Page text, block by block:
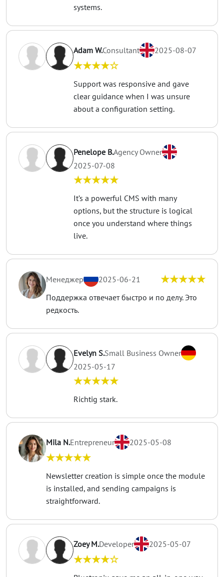
systems.
Adam W.Consultant 2025-08-07
★★★★☆
Support was responsive and gave
clear guidance when I was unsure
about a configuration setting.
Penelope B.Agency Owner
2025-07-08
★★★★★
It’s a powerful CMS with many
options, but the structure is logical
once you understand where things
live.
Менеджер 2025-06-21 ★★★★★
Поддержка отвечает быстро и по делу. Это
редкость.
Evelyn S.Small Business Owner
2025-05-17
★★★★★
Richtig stark.
Mila N.Entrepreneur 2025-05-08
★★★★★
Newsletter creation is simple once the module
is installed, and sending campaigns is
straightforward.
Zoey M.Developer 2025-05-07
★★★★☆